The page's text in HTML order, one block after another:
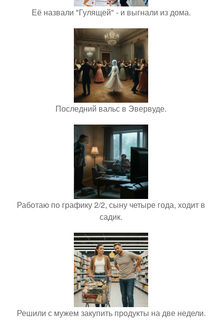
Её назвали "Гулящей" - и выгнали из дома.
Последний вальс в Эвервуде.
Работаю по графику 2/2, сыну четыре года, ходит в
садик.
Решили с мужем закупить продукты на две недели.